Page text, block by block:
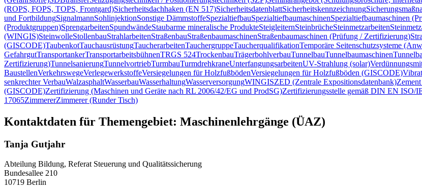
(ROPS, FOPS, TOPS, Frontgard)Sicherheitsdachhaken (EN 517)SicherheitsdatenblattSicherheitskennzeichnung
und FortbildungSignalmannSohlinjektionSonstige DämmstoffeSpezialtiefbauSpezialtiefbaumaschinenSpezialtiefbaumaschinen
(Produktgruppen)SprengarbeitenSpundwändeStaubarme mineralische ProdukteSteigleiternSteinbrücheSteinmetzarbeiten
(WINGIS)SteinwolleStollenbauStrahlarbeitenStraßenbauStraßenbaumaschinenStraßenbaumaschinen (Prüfung / Zertifizierung)
(GISCODE)TaubenkotTauchausrüstungTaucherarbeitenTauchergruppeTaucherqualifikationTemporäre Seitenschutzsysteme
GefahrgutTransportankerTransportarbeitsbühnenTRGS 524TrockenbauTrägerbohlverbauTunnelbauTunnelbaumaschinen
Zertifizierung)TunnelsanierungTunnelvortriebTurmbauTurmdrehkraneUnterfangungsarbeitenUV-Strahlung (solar)
BaustellenVerkehrswegeVerlegewerkstoffeVersiegelungen für HolzfußbödenVersiegelungen für Holzfußböden (GISCODE)
senkrechter VerbauWalzasphaltWasserbauWasserhaltungWasserversorgungWINGISZED (Zentrale Expositionsdatenbank)
(GISCODE)Zertifizierung (Maschinen und Geräte nach RL 2006/42/EG und ProdSG)Zertifizierungsstelle gemäß DIN EN ISO/
17065ZimmererZimmerer (Runder Tisch)
Kontaktdaten für Themengebiet: Maschinenlehrgänge (ÜAZ)
Tanja Gutjahr
Abteilung Bildung, Referat Steuerung und Qualitätssicherung
Bundesallee 210
10719 Berlin